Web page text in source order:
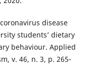
disease
students’ dietary
behaviour. Applied
v. 46, n. 3, p. 265-